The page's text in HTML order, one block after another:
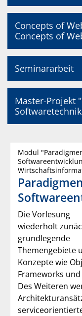
Concepts of
Concepts of
Seminararbeit
Master-Projekt
Modul
Die Vorlesung
wiederholt
grundlegende
Themengebiete
Konzepte wie
Frameworks
Des Weiteren